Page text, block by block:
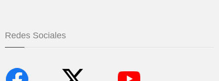
Redes Sociales